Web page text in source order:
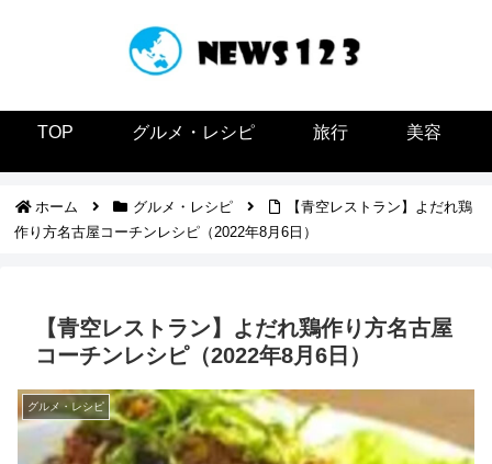
TOP グルメ・レシピ 旅行 美容
ホーム グルメ・レシピ
【青空レストラン】よだれ鶏
作り方名古屋コーチンレシピ（2022年8月6日）
【青空レストラン】よだれ鶏作り方名古屋
コーチンレシピ（2022年8月6日）
グルメ・レシピ